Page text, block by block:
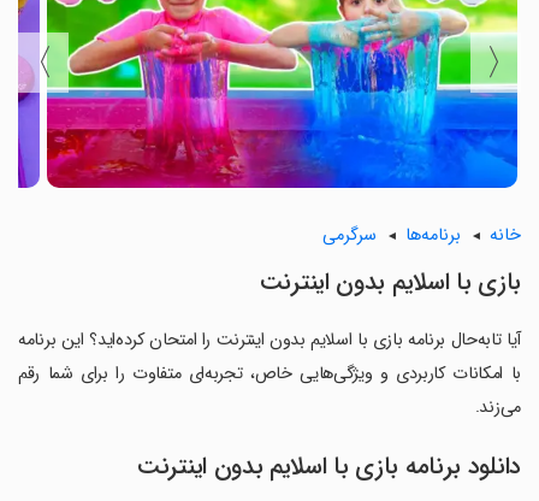
〈
〉
خانه برنامه‌ها سرگرمی
بازی با اسلایم بدون اینترنت
آیا تابه‌حال برنامه بازی با اسلایم بدون اینترنت را امتحان کرده‌اید؟ این برنامه
با امکانات کاربردی و ویژگی‌هایی خاص، تجربه‌ای متفاوت را برای شما رقم
می‌زند.
دانلود برنامه بازی با اسلایم بدون اینترنت